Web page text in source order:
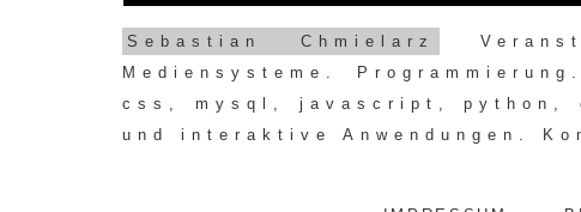
Sebastian Chmielarz
Mediensysteme.
css, mysql, javascript, python,
und interaktive Anwendungen.